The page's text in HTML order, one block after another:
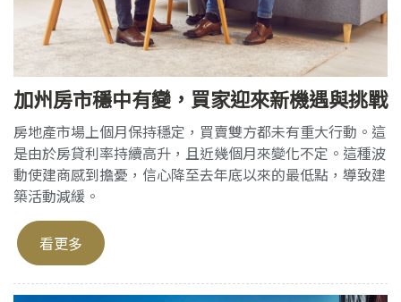
加州房市穩中有變，買家迎來新機遇與挑戰
房地產市場上個月保持穩定，買賣雙方都未有重大行動。這
是由於房貸利率持續高升，且近幾個月來變化不定。這種波
動使建商感到擔憂，信心降至去年底以來的最低點，導致建
築活動減緩。
看更多